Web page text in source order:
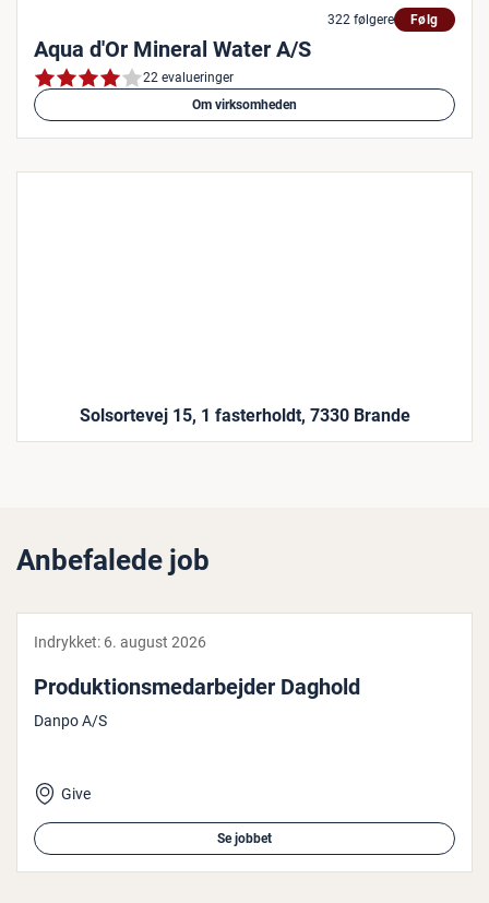
322 følgere Følg
Aqua d'Or Mineral Water A/S
22 evalueringer
Om virksomheden
Solsortevej 15, 1 fasterholdt, 7330 Brande
Anbefalede job
Indrykket: 6. august 2026
Pro­duk­tions­me­d­ar­bej­der Daghold
Danpo A/S
Give
Se jobbet